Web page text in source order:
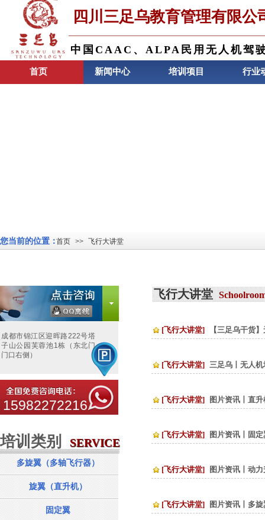
四川三足乌教育管理有限公
中国CAAC、ALPA民用无人机驾
首页 新闻中心 培训项目 行业
首页 >> 飞行大讲堂
您当前的位置：
飞行大讲堂
[飞行大讲堂] 【三足乌干货
[飞行大讲堂] 三足乌丨无人
[飞行大讲堂] 图片资讯丨直
[飞行大讲堂] 图片资讯丨固
[飞行大讲堂] 图片资讯丨动
[飞行大讲堂] 图片资讯丨多
成都市锦江区迎晖路222号塔
子山公园芙蓉池1栋（东北门
门口右侧）
15982272216
培训类别 SERVICE
服务项目 SERVICE
多旋翼（多轴飞行器）
旋翼（直升机）
固定翼